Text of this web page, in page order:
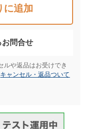
に追加
お問合せ​
ルや返品はお受けでき
キャンセル・返品ついて